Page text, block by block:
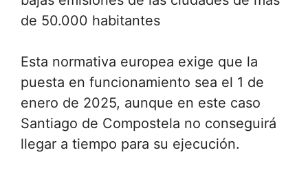
de 50.000 habitantes
Esta normativa europea exige que la
puesta en funcionamiento sea el 1 de
enero de 2025, aunque en este caso
Santiago de Compostela no conseguirá
llegar a tiempo para su ejecución.